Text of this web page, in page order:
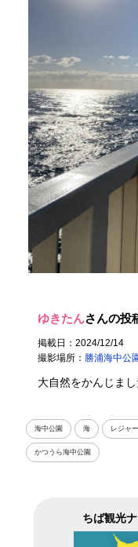
ゆきたんさんの投
掲載日：2024/12/14
撮影場所： 勝浦海中公
大自然をかんじまし
海中公園 海 レジャ
かつうら海中公園
ちば観光